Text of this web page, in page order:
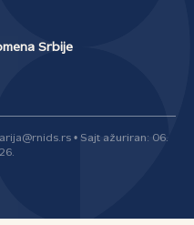
Srbije
• Sajt ažuriran: 06.